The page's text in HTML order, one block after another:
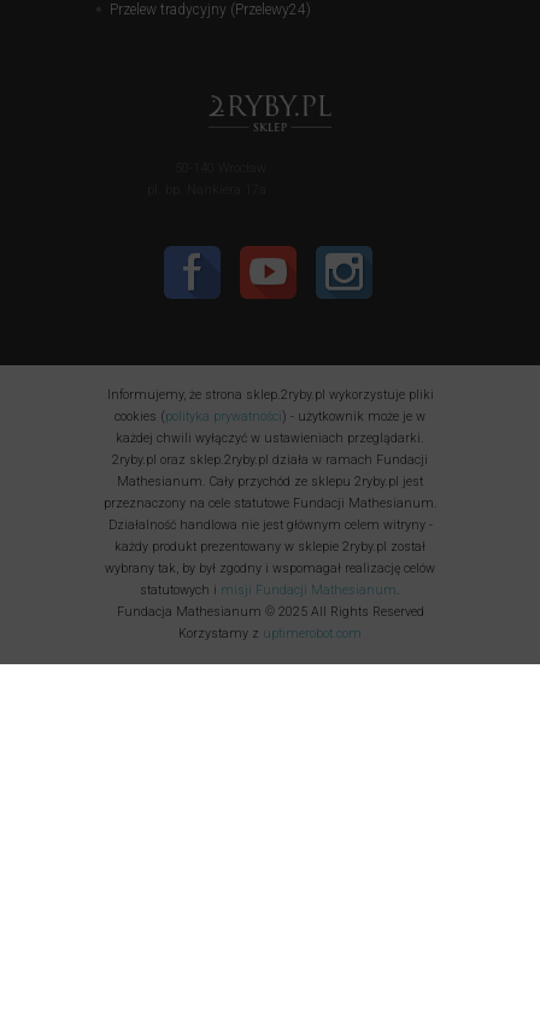
Przelew tradycyjny (Przelewy24)
Informujemy, że strona sklep.2ryby.pl wykorzystuje pliki
cookies (polityka prywatności) - użytkownik może je w
każdej chwili wyłączyć w ustawieniach przeglądarki.
2ryby.pl oraz sklep.2ryby.pl działa w ramach Fundacji
Mathesianum. Cały przychód ze sklepu 2ryby.pl jest
przeznaczony na cele statutowe Fundacji Mathesianum.
Działalność handlowa nie jest głównym celem witryny -
każdy produkt prezentowany w sklepie 2ryby.pl został
wybrany tak, by był zgodny i wspomagał realizację celów
statutowych i misji Fundacji Mathesianum.
Fundacja Mathesianum © 2025 All Rights Reserved
Korzystamy z uptimerobot.com